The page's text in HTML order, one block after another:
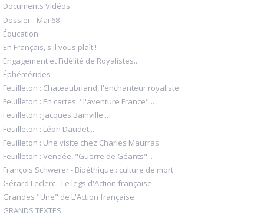
Documents Vidéos
Dossier - Mai 68
Éducation
En Français, s'il vous plaît !
Engagement et Fidélité de Royalistes...
Éphémérides
Feuilleton : Chateaubriand, l'enchanteur royaliste
Feuilleton : En cartes, "l'aventure France"...
Feuilleton : Jacques Bainville...
Feuilleton : Léon Daudet...
Feuilleton : Une visite chez Charles Maurras
Feuilleton : Vendée, "Guerre de Géants"...
François Schwerer - Bioéthique : culture de mort
Gérard Leclerc - Le legs d'Action française
Grandes "Une" de L'Action française
GRANDS TEXTES